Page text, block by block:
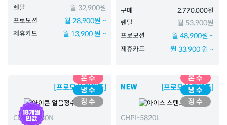
렌탈
월 32,900원
프로모션 월 28,900원 ~
제휴카드 월 13,900 원 ~
구매
2,770,000원
렌탈
월 53,900원
프로모션 월 48,900원 ~
제휴카드 월 33,900 원 ~
[프로모션 진행중]
CHPI-7430N
[프로모션 진행중]
CHPI-5820L